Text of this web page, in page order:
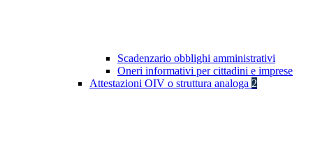
Scadenzario obblighi amministrativi
Oneri informativi per cittadini e imprese
Attestazioni OIV o struttura analoga 2